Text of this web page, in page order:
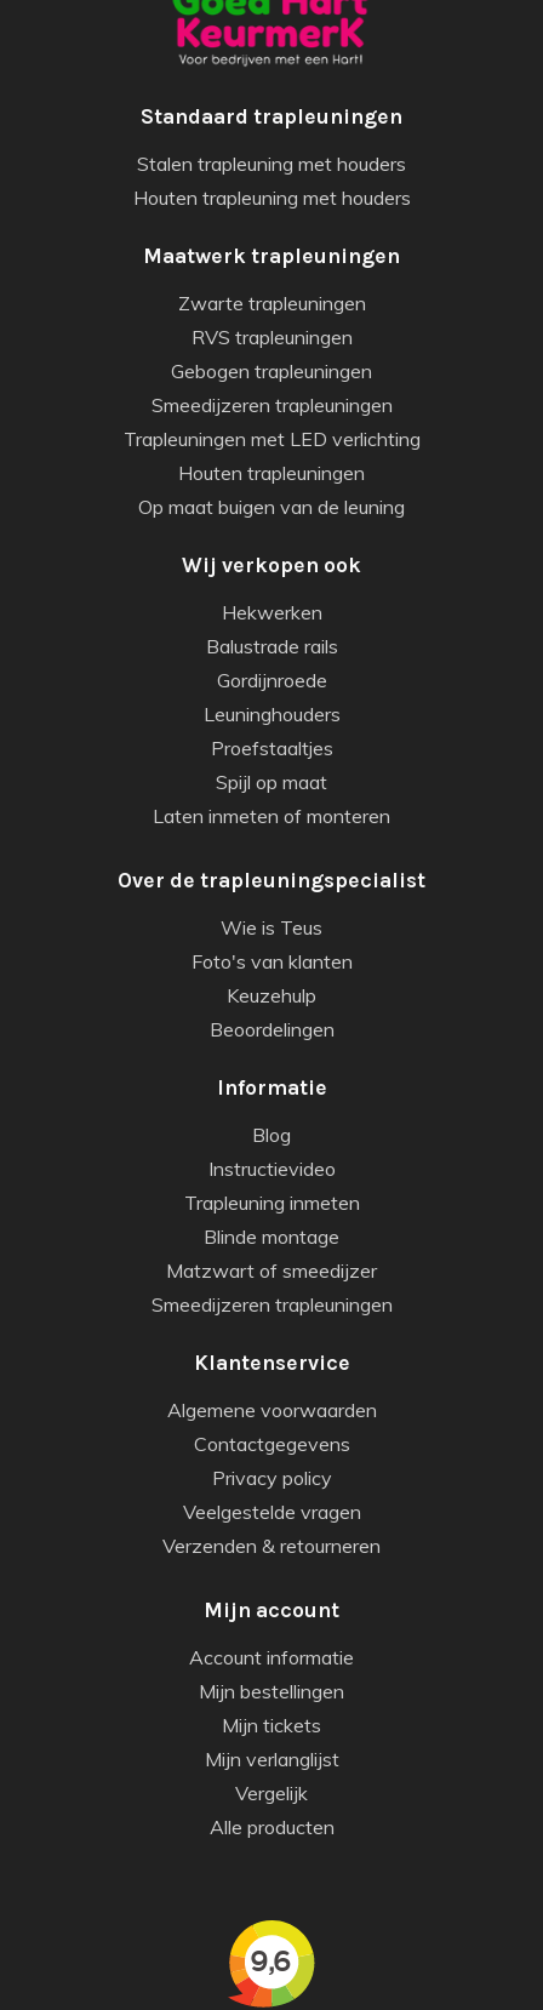
Standaard trapleuningen
Stalen trapleuning met houders
Houten trapleuning met houders
Maatwerk trapleuningen
Zwarte trapleuningen
RVS trapleuningen
Gebogen trapleuningen
Smeedijzeren trapleuningen
Trapleuningen met LED verlichting
Houten trapleuningen
Op maat buigen van de leuning
Wij verkopen ook
Hekwerken
Balustrade rails
Gordijnroede
Leuninghouders
Proefstaaltjes
Spijl op maat
Laten inmeten of monteren
Over de trapleuningspecialist
Wie is Teus
Foto's van klanten
Keuzehulp
Beoordelingen
Informatie
Blog
Instructievideo
Trapleuning inmeten
Blinde montage
Matzwart of smeedijzer
Smeedijzeren trapleuningen
Klantenservice
Algemene voorwaarden
Contactgegevens
Privacy policy
Veelgestelde vragen
Verzenden & retourneren
Mijn account
Account informatie
Mijn bestellingen
Mijn tickets
Mijn verlanglijst
Vergelijk
Alle producten